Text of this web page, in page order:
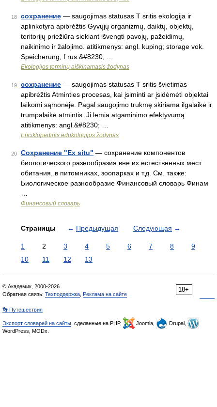
18 сохранение — saugojimas statusas T sritis ekologija ir
aplinkotyra apibrėžtis Gyvųjų organizmų, daiktų, objektų,
teritorijų priežiūra siekiant išvengti pavojų, pažeidimų,
naikinimo ir žalojimo. atitikmenys: angl. kuping; storage vok.
Speicherung, f rus.&#8230; …
Ekologijos terminų aiškinamasis žodynas
19 сохранение — saugojimas statusas T sritis švietimas
apibrėžtis Atminties procesas, kai įsiminti ar įsidėmėti objektai
laikomi sąmonėje. Pagal saugojimo trukmę skiriama ilgalaikė ir
trumpalaikė atmintis. Ji lemia atgaminimo efektyvumą.
atitikmenys: angl.&#8230; …
Enciklopedinis edukologijos žodynas
20 Сохранение "Ex situ" — сохранение компонентов
биологического разнообразия вне их естественных мест
обитания, в питомниках, зоопарках и т.д. См. также:
Биологическое разнообразие Финансовый словарь Финам
Финансовый словарь
Страницы ← Предыдущая Следующая →
1 2 3 4 5 6 7 8
9
10
11 12 13
18+
© Академик, 2000-2026
Обратная связь: Техподдержка Реклама на сайте
👣 Путешествия
Экспорт словарей на сайты , сделанные на PHP, Joomla,
Drupal,
WordPress, MODx.